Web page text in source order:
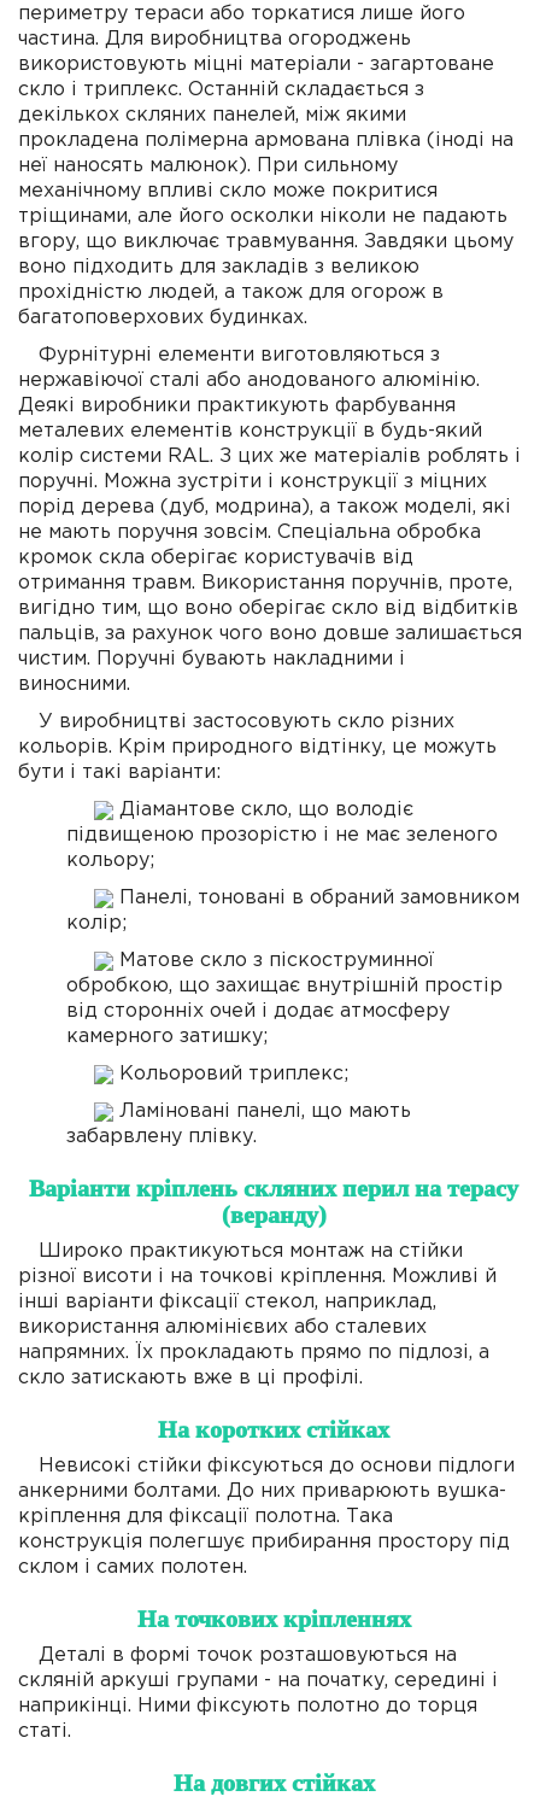
периметру тераси або торкатися лише його
частина. Для виробництва огороджень
використовують міцні матеріали - загартоване
скло і триплекс. Останній складається з
декількох скляних панелей, між якими
прокладена полімерна армована плівка (іноді на
неї наносять малюнок). При сильному
механічному впливі скло може покритися
тріщинами, але його осколки ніколи не падають
вгору, що виключає травмування. Завдяки цьому
воно підходить для закладів з великою
прохідністю людей, а також для огорож в
багатоповерхових будинках.
Фурнітурні елементи виготовляються з
нержавіючої сталі або анодованого алюмінію.
Деякі виробники практикують фарбування
металевих елементів конструкції в будь-який
колір системи RAL. З цих же матеріалів роблять і
поручні. Можна зустріти і конструкції з міцних
порід дерева (дуб, модрина), а також моделі, які
не мають поручня зовсім. Спеціальна обробка
кромок скла оберігає користувачів від
отримання травм. Використання поручнів, проте,
вигідно тим, що воно оберігає скло від відбитків
пальців, за рахунок чого воно довше залишається
чистим. Поручні бувають накладними і
виносними.
У виробництві застосовують скло різних
кольорів. Крім природного відтінку, це можуть
бути і такі варіанти:
Діамантове скло, що володіє
підвищеною прозорістю і не має зеленого
кольору;
Панелі, тоновані в обраний замовником
колір;
Матове скло з піскоструминної
обробкою, що захищає внутрішній простір
від сторонніх очей і додає атмосферу
камерного затишку;
Кольоровий триплекс;
Ламіновані панелі, що мають
забарвлену плівку.
Варіанти кріплень скляних перил на терасу
(веранду)
Широко практикуються монтаж на стійки
різної висоти і на точкові кріплення. Можливі й
інші варіанти фіксації стекол, наприклад,
використання алюмінієвих або сталевих
напрямних. Їх прокладають прямо по підлозі, а
скло затискають вже в ці профілі.
На коротких стійках
Невисокі стійки фіксуються до основи підлоги
анкерними болтами. До них приварюють вушка-
кріплення для фіксації полотна. Така
конструкція полегшує прибирання простору під
склом і самих полотен.
На точкових кріпленнях
Деталі в формі точок розташовуються на
скляній аркуші групами - на початку, середині і
наприкінці. Ними фіксують полотно до торця
статі.
На довгих стійках